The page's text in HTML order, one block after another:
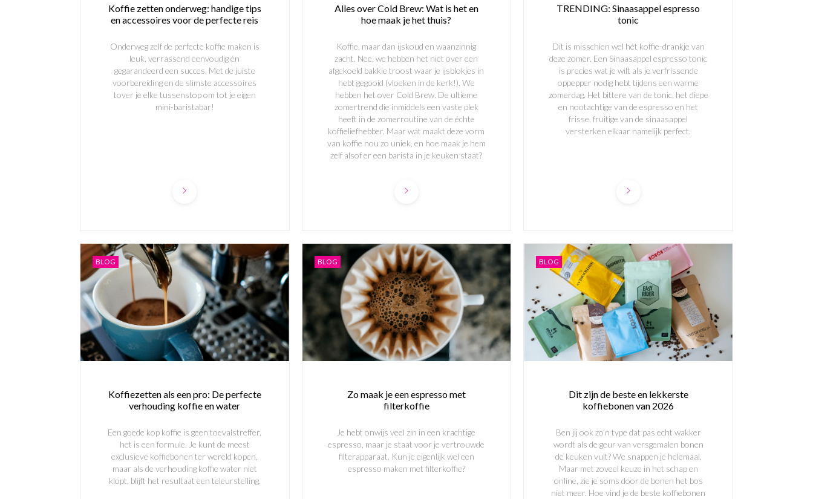
Koffie zetten onderweg: handige tips
en accessoires voor de perfecte reis
Onderweg zelf de perfecte koffie maken is
leuk, verrassend eenvoudig én
gegarandeerd een succes. Met de juiste
voorbereiding en de slimste accessoires
tover je elke tussenstop om tot je eigen
mini-baristabar!
Alles over Cold Brew: Wat is het en
hoe maak je het thuis?
Koffie, maar dan ijskoud en waanzinnig
zacht. Nee, we hebben het niet over een
afgekoeld bakkie troost waar je ijsblokjes in
hebt gegooid (vloeken in de kerk!). We
hebben het over Cold Brew. De ultieme
zomertrend die inmiddels een vaste plek
heeft in de zomerroutine van de échte
koffieliefhebber. Maar wat maakt deze vorm
van koffie nou zo uniek, en hoe maak je hem
zelf alsof er een barista in je keuken staat?
TRENDING: Sinaasappel espresso
tonic
Dit is misschien wel hét koffie-drankje van
deze zomer. Een Sinaasappel espresso tonic
is precies wat je wilt als je verfrissende
oppepper nodig hebt tijdens een warme
zomerdag. Het bittere van de tonic, het diepe
en nootachtige van de espresso en het
frisse, fruitige van de sinaasappel
versterken elkaar namelijk perfect.
BLOG
Koffiezetten als een pro: De perfecte
verhouding koffie en water
Een goede kop koffie is geen toevalstreffer,
het is een formule. Je kunt de meest
exclusieve koffiebonen ter wereld kopen,
maar als de verhouding koffie water niet
klopt, blijft het resultaat een teleurstelling.
BLOG
Zo maak je een espresso met
filterkoffie
Je hebt onwijs veel zin in een krachtige
espresso, maar je staat voor je vertrouwde
filterapparaat. Kun je eigenlijk wel een
espresso maken met filterkoffie?
BLOG
Dit zijn de beste en lekkerste
koffiebonen van 2026
Ben jij ook zo’n type dat pas echt wakker
wordt als de geur van versgemalen bonen
de keuken vult? We snappen je helemaal.
Maar met zoveel keuze in het schap en
online, zie je soms door de bonen het bos
niet meer. Hoe vind je de beste koffiebonen
Blijf op de hoogte van nieuwe koffies, exclusieve aanbiedingen
Inschrijven
Nee, bedankt